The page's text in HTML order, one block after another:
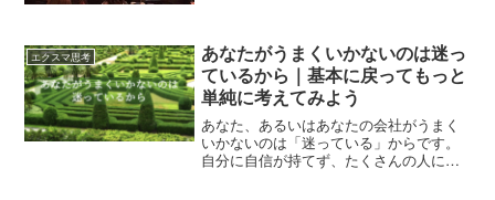
エクスマ思考
あなたがうまくいかないのは迷っ
ているから｜基本に戻ってもっと
単純に考えてみよう
あなた、あるいはあなたの会社がうまく
いかないのは「迷っている」からです。
自分に自信が持てず、たくさんの人に相